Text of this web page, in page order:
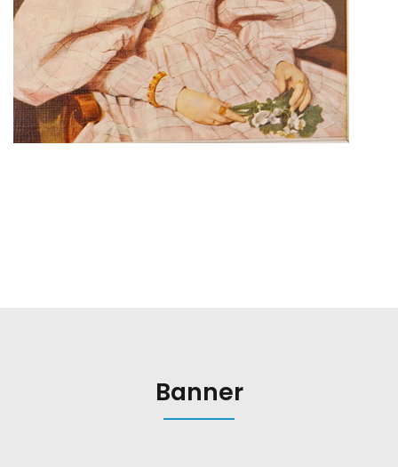
Banner